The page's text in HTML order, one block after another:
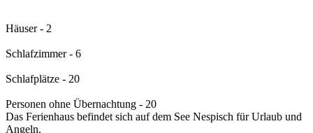
Häuser - 2
Schlafzimmer - 6
Schlafplätze - 20
Personen ohne Übernachtung - 20
Das Ferienhaus befindet sich auf dem See Nespisch für Urlaub und
Angeln.